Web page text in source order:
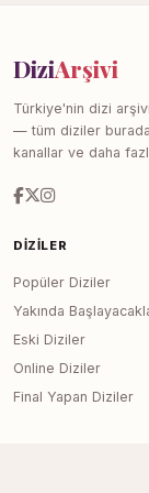
DiziArşivi
Türkiye'nin dizi
— tüm diziler
kanallar ve daha
DIZILER
Popüler Diziler
Yakında
Eski Diziler
Online Diziler
Final Yapan Diziler